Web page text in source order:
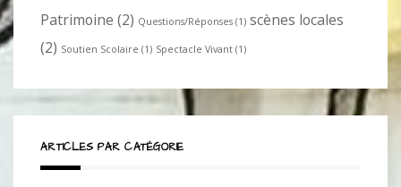
Patrimoine (2) Questions/Réponses (1) scènes locales
(2) Soutien Scolaire (1) Spectacle Vivant (1)
ARTICLES PAR CATÉGORIE